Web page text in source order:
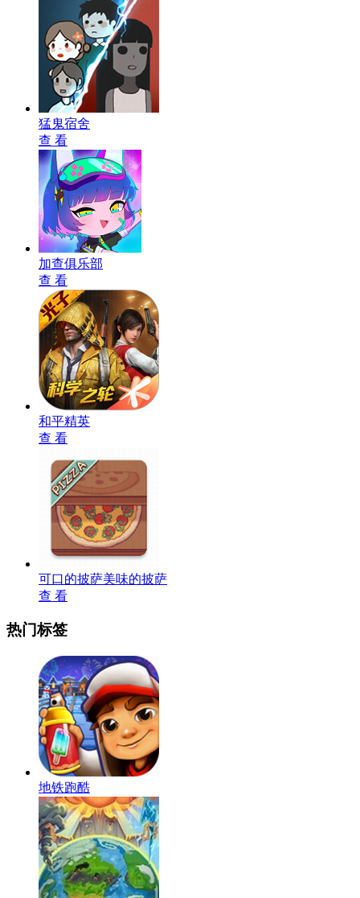
猛鬼宿舍
查 看
加查俱乐部
查 看
和平精英
查 看
可口的披萨美味的披萨
查 看
热门标签
地铁跑酷